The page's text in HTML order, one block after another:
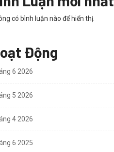
có bình luận nào để hiển thị.
Động
6 2026
5 2026
4 2026
6 2025